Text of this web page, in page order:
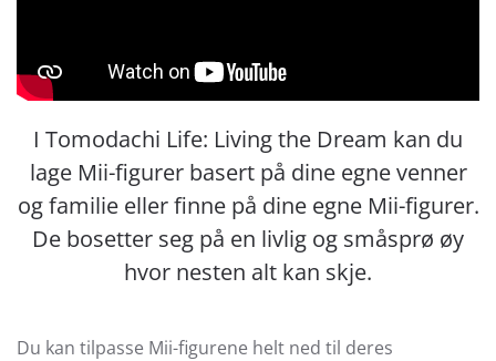
I Tomodachi Life: Living the Dream kan du
lage Mii-figurer basert på dine egne venner
og familie eller finne på dine egne Mii-figurer.
De bosetter seg på en livlig og småsprø øy
hvor nesten alt kan skje.
Du kan tilpasse Mii-figurene helt ned til deres